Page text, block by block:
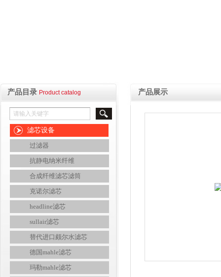
产品目录 Product catalog
滤芯设备
过滤器
抗静电纳米纤维
合成纤维滤芯滤筒
克诺尔滤芯
headline滤芯
sullair滤芯
替代进口颇尔水滤芯
德国mahle滤芯
玛勒mahle滤芯
产品展示